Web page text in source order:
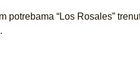
potrebama “Los Rosales”